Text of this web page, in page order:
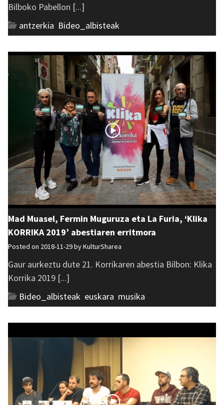
Bilboko Pabellon [...]
antzerkia Bideo_albisteak
Mad Muasel, Fermin Muguruza eta La Furia, ‘Klika
KORRIKA 2019’ abestiaren erritmora
Posted on 2018-11-29 byKulturSharea
Gaur aurkeztu dute 21. Korrikaren abestia Bilbon: Klika
Korrika 2019 [...]
Bideo_albisteak euskara musika